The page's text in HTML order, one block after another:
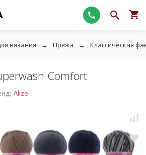
вязания Пряжа Классическая
Comfort
Alize